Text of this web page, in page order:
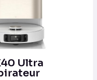
Ultra